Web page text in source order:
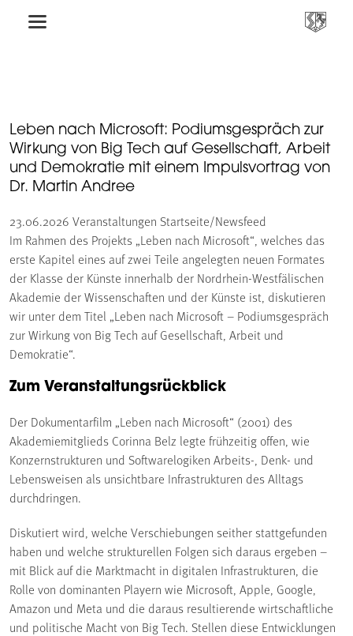
Leben nach Microsoft: Podiumsgespräch zur
Wirkung von Big Tech auf Gesellschaft, Arbeit
und Demokratie mit einem Impulsvortrag von
Dr. Martin Andree
23.06.2026 Veranstaltungen Startseite/Newsfeed
Im Rahmen des Projekts „Leben nach Microsoft“, welches das
erste Kapitel eines auf zwei Teile angelegten neuen Formates
der Klasse der Künste innerhalb der Nordrhein-Westfälischen
Akademie der Wissenschaften und der Künste ist, diskutieren
wir unter dem Titel „Leben nach Microsoft – Podiumsgespräch
zur Wirkung von Big Tech auf Gesellschaft, Arbeit und
Demokratie“.
Zum Veranstaltungsrückblick
Der Dokumentarfilm „Leben nach Microsoft“ (2001) des
Akademiemitglieds Corinna Belz legte frühzeitig offen, wie
Konzernstrukturen und Softwarelogiken Arbeits-, Denk- und
Lebensweisen als unsichtbare Infrastrukturen des Alltags
durchdringen.
Diskutiert wird, welche Verschiebungen seither stattgefunden
haben und welche strukturellen Folgen sich daraus ergeben –
mit Blick auf die Marktmacht in digitalen Infrastrukturen, die
Rolle von dominanten Playern wie Microsoft, Apple, Google,
Amazon und Meta und die daraus resultierende wirtschaftliche
und politische Macht von Big Tech. Stellen diese Entwicklungen